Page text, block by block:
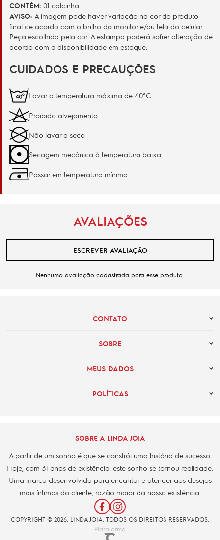
CONTÉM: 01 calcinha.
AVISO: A imagem pode haver variação na cor do produto
final de acordo com o brilho do monitor e/ou tela do celular.
Peça escolhida pela cor. A estampa poderá sofrer alteração de
acordo com a disponibilidade em estoque.
CUIDADOS E PRECAUÇÕES
Lavar a temperatura máxima de 40°C
Proibido alvejamento
Não lavar a seco
Secagem mecânica à temperatura baixa
Passar em temperatura mínima
AVALIAÇÕES
ESCREVER AVALIAÇÃO
Nenhuma avaliação cadastrada para esse produto.
CONTATO
SOBRE
MEUS DADOS
POLÍTICAS
SOBRE A LINDA JOIA
A partir de um sonho é que se constrói uma história de sucesso.
Hoje, com 31 anos de existência, este sonho se tornou realidade.
Uma marca desenvolvida para encantar e atender aos desejos
mais íntimos do cliente, razão maior da nossa existência.
COPYRIGHT © 2026, LINDA JOIA. TODOS OS DIREITOS RESERVADOS.
Plataforma